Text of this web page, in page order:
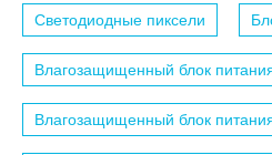
Светодиодные пиксели
Влагозащищенный блок
Влагозащищенный блок